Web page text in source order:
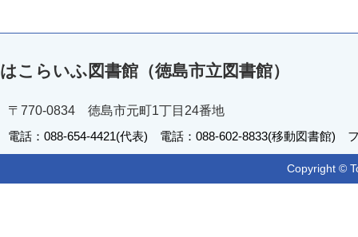
はこらいふ図書館（徳島市立図書館）
〒770-0834 徳島市元町1丁目24番地
電話：088-654-4421(代表) 電話：088-602-8833(移動図書館)
Copyright ©